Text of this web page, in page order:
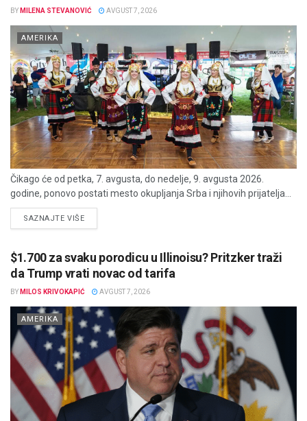
BY MILENA STEVANOVIĆ AVGUST 7, 2026
AMERIKA
Čikago će od petka, 7. avgusta, do nedelje, 9. avgusta 2026.
godine, ponovo postati mesto okupljanja Srba i njihovih prijatelja...
SAZNAJTE VIŠEDETAILS
$1.700 za svaku porodicu u Illinoisu? Pritzker traži
da Trump vrati novac od tarifa
BY MILOS KRIVOKAPIĆ AVGUST 7, 2026
AMERIKA